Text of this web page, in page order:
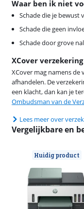
Waar ben ik niet
Schade die je bewust
Schade die geen
Schade door grove
XCover verzekering
XCover mag namens de
afhandelen. De
een klacht, dan kan je
Ombudsman van de
Lees meer over
Vergelijkbare en
Huidig product